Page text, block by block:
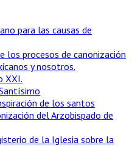
para las causas de
los procesos de canonización
y nosotros.
XXI.
de los santos
del Arzobispado de
de la Iglesia sobre la